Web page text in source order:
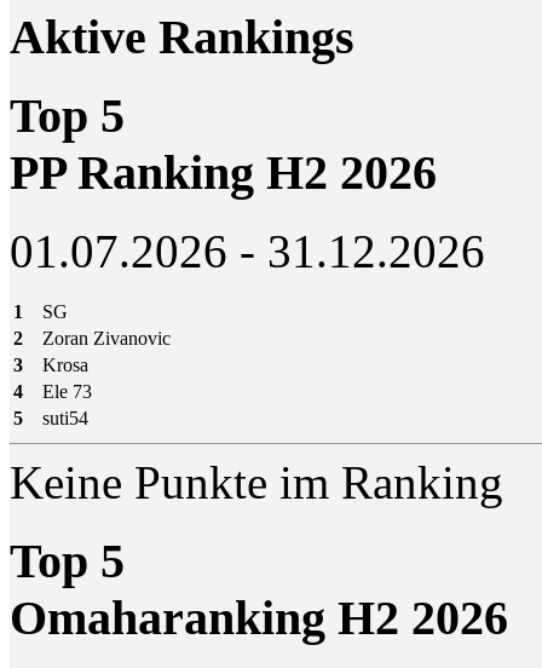
Aktive Rankings
Top 5
PP Ranking H2 2026
01.07.2026 - 31.12.2026
1
SG
2
Zoran Zivanovic
3
Krosa
4
Ele 73
5
suti54
Keine Punkte im Ranking
Top 5
Omaharanking H2 2026